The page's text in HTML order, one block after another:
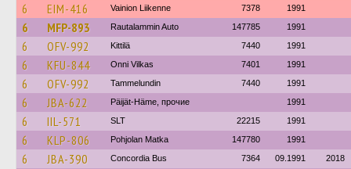
6 EIM-416 Vainion Liikenne 7378 1991
6 MFP-893 Rautalammin Auto 147785 1991
6 OFV-992 Kittilä 7440 1991
6 KFU-844 Onni Vilkas 7401 1991
6 OFV-992 Tammelundin 7440 1991
6 JBA-622 Päijät-Häme, прочие 1991
6 IIL-571 SLT 22215 1991
6 KLP-806 Pohjolan Matka 147780 1991
6 JBA-390 Concordia Bus 7364 09.1991 2018